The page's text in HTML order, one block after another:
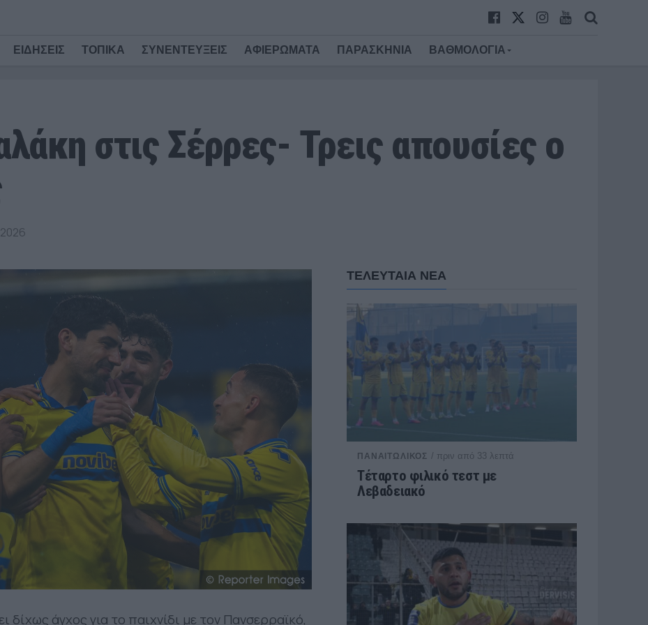
ΕΙΔΗΣΕΙΣ ΤΟΠΙΚΑ ΣΥΝΕΝΤΕΥΞΕΙΣ ΑΦΙΕΡΩΜΑΤΑ ΠΑΡΑΣΚΗΝΙΑ ΒΑΘΜΟΛΟΓΙΑ
στις Σέρρες- Τρεις απουσίες ο
δίχως άγχος για το παιχνίδι με τον Πανσερραϊκό,
ΤΕΛΕΥΤΑΙΑ ΝΕΑ
ΠΑΝΑΙΤΩΛΙΚΟΣ / πριν από 33 λεπτά
Τέταρτο φιλικό τεστ με
Λεβαδειακό